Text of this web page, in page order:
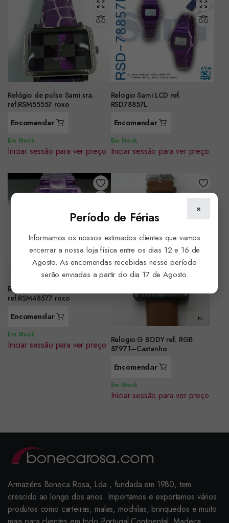
Relógio de pulso Sami sra.
ref.RSM55557 roxo
Encomendar
Em Stock
Iniciar sessão para ver preço
Relogio Sami LCD ref.
RSD78857L
Encomendar
Em Stock
Iniciar sessão para ver preço
Relógio de pulso Sami sra.
ref.RSM48577 roxo
Encomendar
Em Stock
Iniciar sessão para ver preço Relogio G BODY ref. RGB
87971–Castanho
Encomendar
Em Stock
Iniciar sessão para ver preço
Armazéns Boneca Rosa, Lda., fundada em 1980, tem
crescido ao longo dos anos. Importamos e exportamos vários
produtos como carteiras, malas, mochilas, brinquedos e muito
×
Período de Férias
Informamos os nossos estimados clientes que vamos
encerrar a nossa loja física entre os dias 12 e 16 de
Agosto. As encomendas recebidas nesse período
serão enviadas a partir do dia 17 de Agosto.